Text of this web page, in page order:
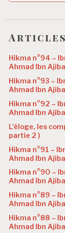
Hikma n°94 –
Ahmad Ibn Ajiba
Hikma n°93 –
Ahmad Ibn Ajiba
Hikma n°92 –
Ahmad Ibn Ajiba
L’éloge, les
partie 2 )
Hikma n°91 –
Ahmad Ibn Ajiba
Hikma n°90 –
Ahmad Ibn Ajiba
Hikma n°89 –
Ahmad Ibn Ajiba
Hikma n°88 –
Ahmad Ibn Ajiba